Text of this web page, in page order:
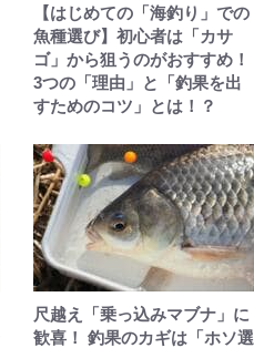
【はじめての「海釣り」での
魚種選び】初心者は「カサ
ゴ」から狙うのがおすすめ！
3つの「理由」と「釣果を出
すためのコツ」とは！？
尺越え「乗っ込みマブナ」に
歓喜！ 釣果のカギは「ホソ選